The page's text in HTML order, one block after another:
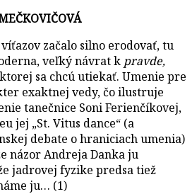
začalo silno erodovať, tu
veľký návrat k pravde,
sa chcú utiekať. Umenie pre
exaktnej vedy, čo ilustruje
tanečnice Soni Ferienčíkovej,
jej „St. Vitus dance“ (a
debate o hraniciach umenia)
názor Andreja Danka ju
jadrovej fyzike predsa tiež
ju… (1)